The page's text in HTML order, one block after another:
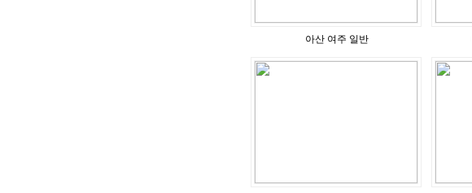
아산 여주 일반